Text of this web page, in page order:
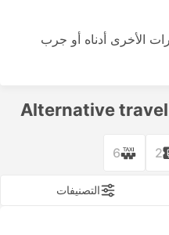
الأخرى أدناه أو جرب
Alternative
2
6
التصنيفات